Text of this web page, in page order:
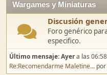
Wargames y Miniaturas
Discusión
Foro genérico
especifico.
Último mensaje:Ayera las 06:58
Re:Recomendarme Maletine... por